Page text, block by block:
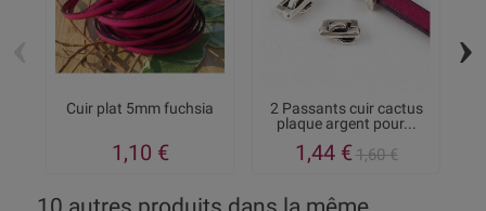
Cuir plat 5mm fuchsia
1,10 €
2 Passants cuir cactus
plaque argent pour...
1,44 €1,60 €
›